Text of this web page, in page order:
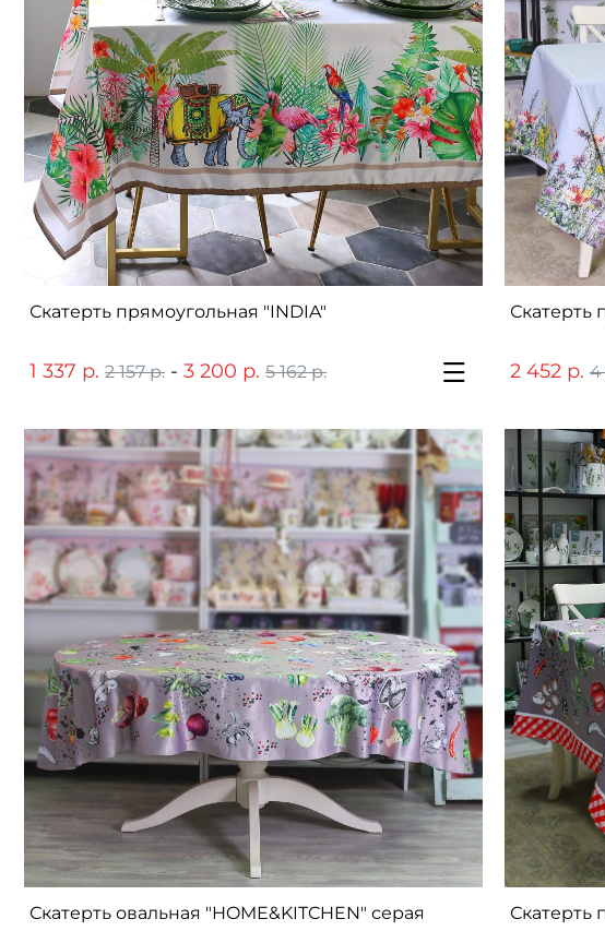
Скатерть прямоугольная "INDIA"
1 337 р. 2 157 р. -3 200 р. 5 162 р.
Скатерть
2 452 р. 4
Скатерть овальная "HOME&KITCHEN" серая Скатерть